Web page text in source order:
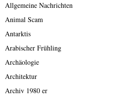
Allgemeine Nachrichten
Animal Scam
Antarktis
Arabischer Frühling
Archäologie
Architektur
Archiv 1980 er